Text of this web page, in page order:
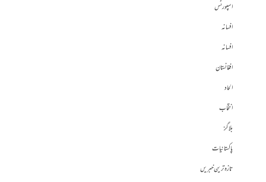
اسپورٹس
افسانہ
افسانہ
افغانستان
الحاد
انتخاب
بلاگز
پاکستانیات
تازہ ترین خبریں